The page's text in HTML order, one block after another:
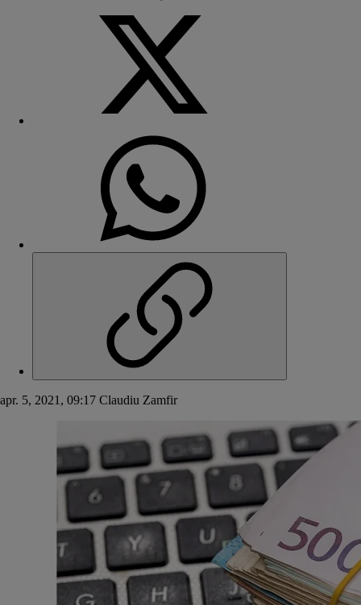
apr. 5, 2021, 09:17 Claudiu Zamfir